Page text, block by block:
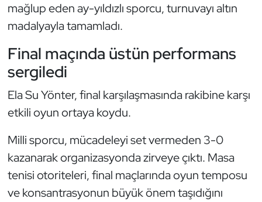
mağlup eden ay-yıldızlı sporcu, turnuvayı altın
madalyayla tamamladı.
Final maçında üstün performans
sergiledi
Ela Su Yönter, final karşılaşmasında rakibine karşı
etkili oyun ortaya koydu.
Milli sporcu, mücadeleyi set vermeden 3-0
kazanarak organizasyonda zirveye çıktı. Masa
tenisi otoriteleri, final maçlarında oyun temposu
ve konsantrasyonun büyük önem taşıdığını
Eskrim
Futsal
Genel
Güreş
Halter